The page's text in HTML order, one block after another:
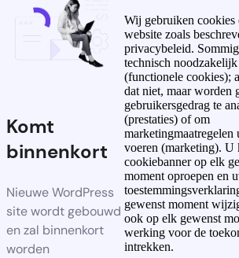
Komt
binnenkort
Nieuwe WordPress
site wordt gebouwd
en zal binnenkort
worden
Wij gebruiken cookies
website zoals
privacybeleid.
technisch noodzakelijk
(functionele cookies);
dat niet, maar worden
gebruikersgedrag te
(prestaties) of om
marketingmaatregelen
voeren (marketing). U
cookiebanner op elk
moment oproepen en
gewenst moment
ook op elk gewenst
werking voor de
intrekken.